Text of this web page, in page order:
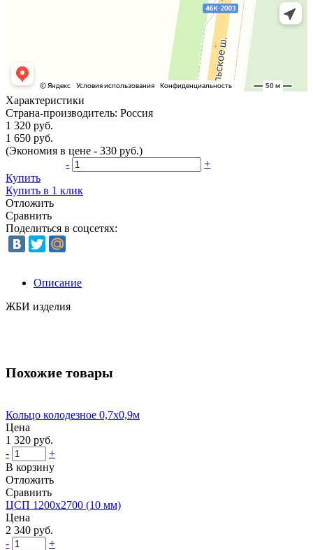
Характеристики
Страна-производитель: Россия
1 320 руб.
1 650 руб.
(Экономия в цене - 330 руб.)
-
+
Купить
Купить в 1 клик
Отложить
Сравнить
Поделиться в соцсетях:
Описание
ЖБИ изделия
Похожие товары
Кольцо колодезное 0,7х0,9м
Цена
1 320 руб.
-
+
В корзину
Отложить
Сравнить
ЦСП 1200х2700 (10 мм)
Цена
2 340 руб.
-
+